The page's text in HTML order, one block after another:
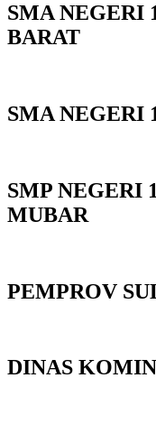
SMA NEGERI
BARAT
SMA NEGERI
SMP NEGERI
MUBAR
PEMPROV
DINAS